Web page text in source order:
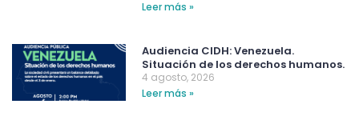
Leer más »
Audiencia CIDH: Venezuela.
Situación de los derechos humanos.
4 agosto, 2026
Leer más »